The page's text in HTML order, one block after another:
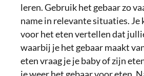
leren. Gebruik het gebaar zo
name in relevante situaties.
voor het eten vertellen dat
waarbij je het gebaar maakt
eten vraag je je baby of zijn